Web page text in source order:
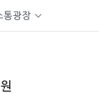
통광장